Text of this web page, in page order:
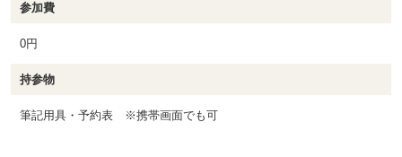
参加費
0円
持参物
筆記用具・予約表 ※携帯画面でも可